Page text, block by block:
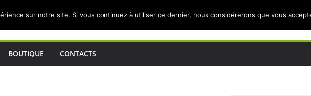
BOUTIQUE CONTACTS
sur notre site. Si vous continuez à utiliser ce dernier, nous considérerons que vous